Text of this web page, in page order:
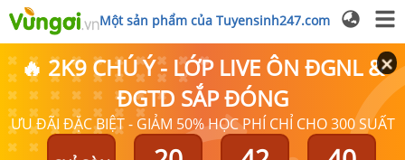
Một sản phẩm của Tuyensinh247.com
🔥 2K9 CHÚ Ý - LỚP LIVE ÔN ĐGNL &
ĐGTD SẮP ĐÓNG
ƯU ĐÃI ĐẶC BIỆT - GIẢM 50% HỌC PHÍ CHỈ CHO 300 SUẤT